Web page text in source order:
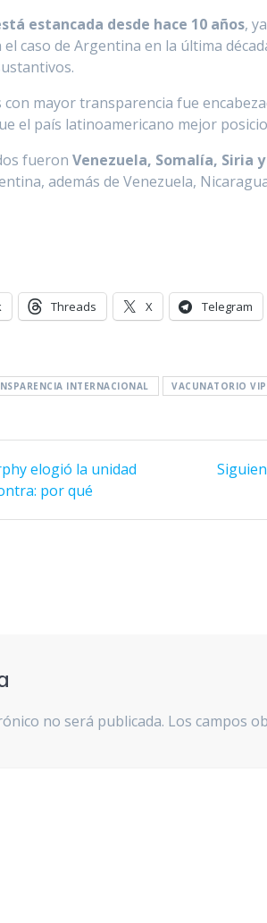
estancada desde hace 10 años,
el caso de Argentina en la última
con mayor transparencia fue
el país latinoamericano mejor
fueronVenezuela, Somalía, Siria
además de Venezuela,
Threads X Telegram
INTERNACIONAL VACUNATORIO VIP
elogió la unidad
por qué
no será publicada. Los campos